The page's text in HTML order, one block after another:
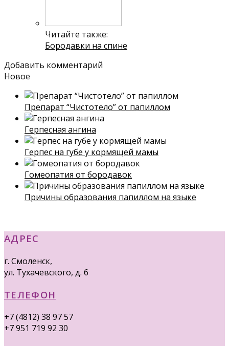
Читайте также:
Бородавки на спине
Добавить комментарий
Новое
Препарат “Чистотело” от папиллом
Герпесная ангина
Герпес на губе у кормящей мамы
Гомеопатия от бородавок
Причины образования папиллом на языке
АДРЕС
г. Смоленск,
ул. Тухачевского, д. 6
ТЕЛЕФОН
+7 (4812) 38 97 57
+7 951 719 92 30